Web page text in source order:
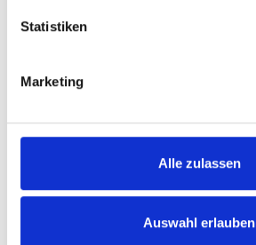
Statistiken
Marketing
Alle zulassen
Auswahl erlauben
Produkte
Turny Evo
Turny Low Vehicle
Rollstuhllifte